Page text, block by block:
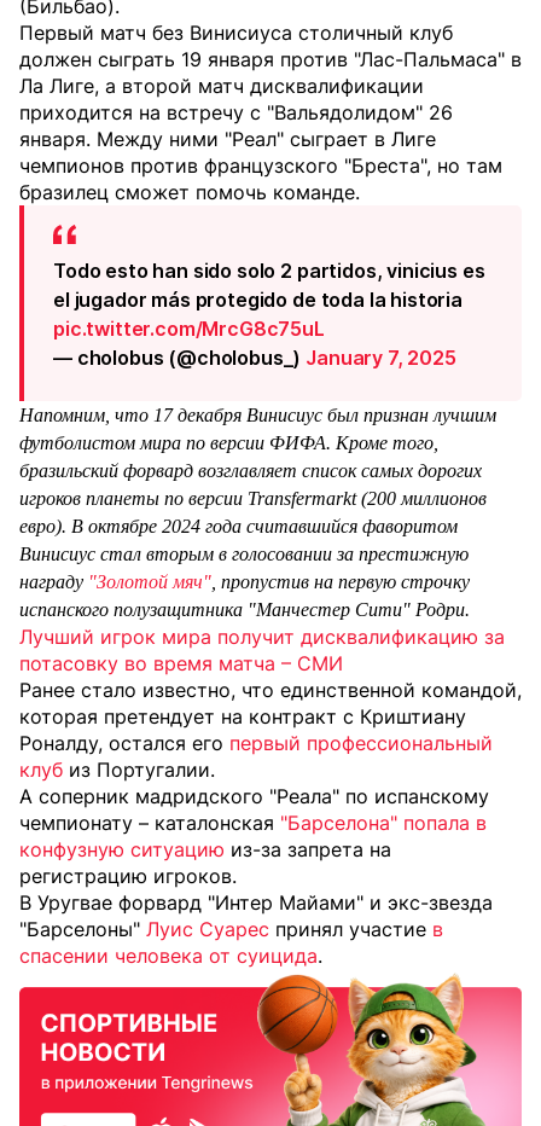
(Бильбао).
Первый матч без Винисиуса столичный клуб
должен сыграть 19 января против "Лас-Пальмаса" в
Ла Лиге, а второй матч дисквалификации
приходится на встречу с "Вальядолидом" 26
января. Между ними "Реал" сыграет в Лиге
чемпионов против французского "Бреста", но там
бразилец сможет помочь команде.
Todo esto han sido solo 2 partidos, vinicius es
el jugador más protegido de toda la historia
pic.twitter.com/MrcG8c75uL
— cholobus (@cholobus_) January 7, 2025
Напомним, что 17 декабря Винисиус был признан лучшим
футболистом мира по версии ФИФА. Кроме того,
бразильский форвард возглавляет список самых дорогих
игроков планеты по версии Transfermarkt (200 миллионов
евро). В октябре 2024 года считавшийся фаворитом
Винисиус стал вторым в голосовании за престижную
награду "Золотой мяч" , пропустив на первую строчку
испанского полузащитника "Манчестер Сити" Родри.
Лучший игрок мира получит дисквалификацию за
потасовку во время матча – СМИ
Ранее стало известно, что единственной командой,
которая претендует на контракт с Криштиану
Роналду, остался его первый профессиональный
клуб из Португалии.
А соперник мадридского "Реала" по испанскому
чемпионату – каталонская "Барселона" попала в
конфузную ситуацию из-за запрета на
регистрацию игроков.
В Уругвае форвард "Интер Майами" и экс-звезда
"Барселоны" Луис Суарес принял участие в
спасении человека от суицида.